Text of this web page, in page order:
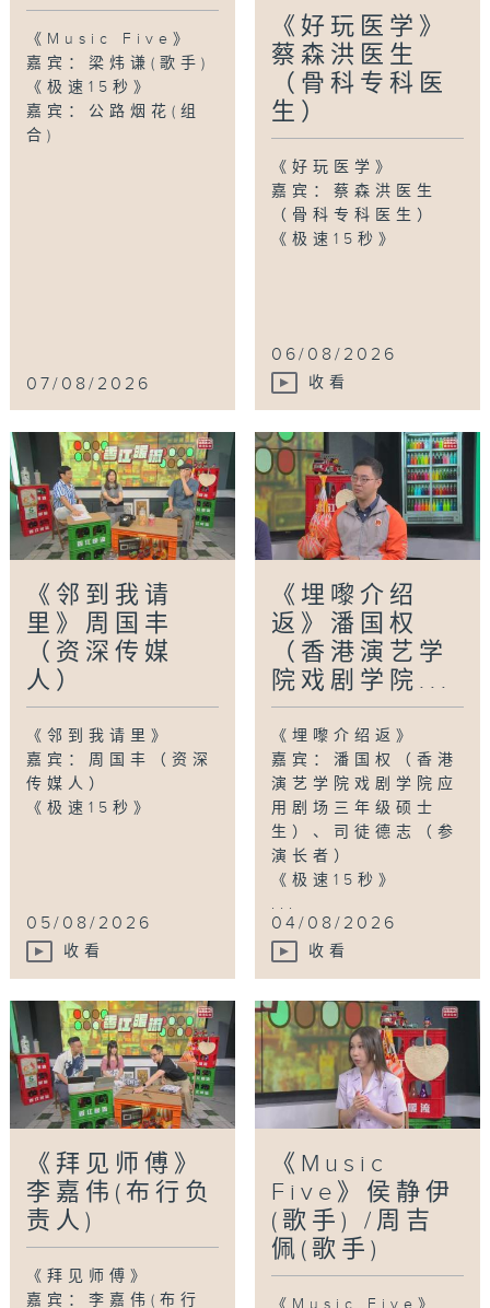
《Music Five》
嘉宾：梁炜谦(歌手)
《极速15秒》
嘉宾：公路烟花(组
合)
07/08/2026
《好玩医学》
蔡森洪医生
（骨科专科医
生）
《好玩医学》
嘉宾：蔡森洪医生
（骨科专科医生）
《极速15秒》
06/08/2026
收看
《邻到我请
里》周国丰
（资深传媒
人）
《邻到我请里》
嘉宾：周国丰（资深
传媒人）
《极速15秒》
05/08/2026
收看
《埋嚟介绍
返》潘国权
（香港演艺学
院戏剧学院...
《埋嚟介绍返》
嘉宾：潘国权（香港
演艺学院戏剧学院应
用剧场三年级硕士
生）、司徒德志（参
演长者）
《极速15秒》
...
04/08/2026
收看
《拜见师傅》
李嘉伟(布行负
责人)
《拜见师傅》
嘉宾：李嘉伟(布行
《Music
Five》侯静伊
(歌手) /周吉
佩(歌手)